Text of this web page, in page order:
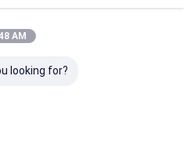
AM
looking for?